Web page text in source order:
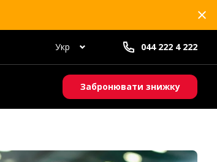
Укр 044 222 4 222
Забронювати знижку